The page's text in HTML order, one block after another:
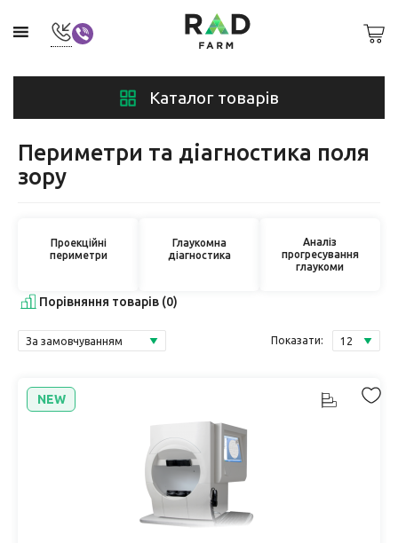
Каталог товарів
Периметри та діагностика поля
зору
Проекційні
периметри
Глаукомна
діагностика
Аналіз
прогресування
глаукоми
Порівняння товарів (0)
Показати:
NEW